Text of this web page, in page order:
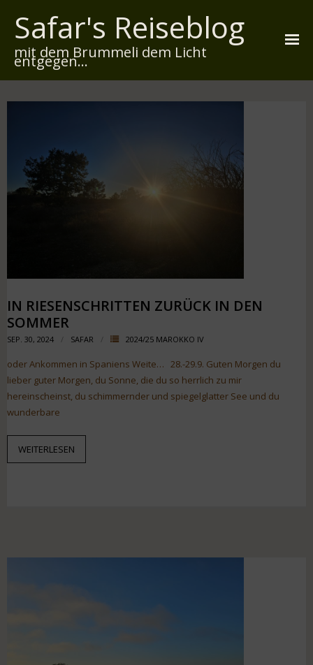
Safar's Reiseblog
mit dem Brummeli dem Licht
entgegen...
Reiserouten
Widmung
IN RIESENSCHRITTEN ZURÜCK IN DEN
SOMMER
SEP. 30, 2024 SAFAR 2024/25 MAROKKO IV
oder Ankommen in Spaniens Weite… 28.-29.9. Guten Morgen du
lieber guter Morgen, du Sonne, die du so herrlich zu mir
hereinscheinst, du schimmernder und spiegelglatter See und du
wunderbare
WEITERLESEN